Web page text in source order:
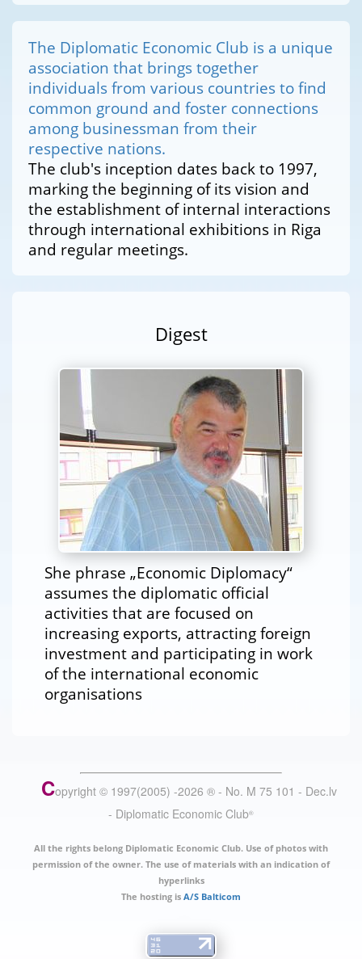
The Diplomatic Economic Club is a unique
association that brings together
individuals from various countries to find
common ground and foster connections
among businessman from their
respective nations.
The club's inception dates back to 1997,
marking the beginning of its vision and
the establishment of internal interactions
through international exhibitions in Riga
and regular meetings.
Digest
She phrase „Economic Diplomacy“
assumes the diplomatic official
activities that are focused on
increasing exports, attracting foreign
investment and participating in work
of the international economic
organisations
Copyright © 1997(2005) -2026 ® - No. M 75 101 - Dec.lv
- Diplomatic Economic Club®
All the rights belong Diplomatic Economic Club. Use of photos with
permission of the owner. The use of materials with an indication of
hyperlinks
The hosting is A/S Balticom